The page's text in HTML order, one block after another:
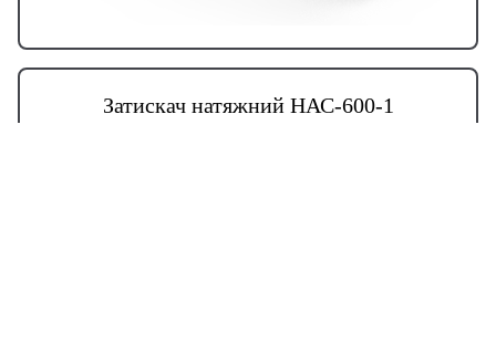
Затискач натяжний НАС-600-1